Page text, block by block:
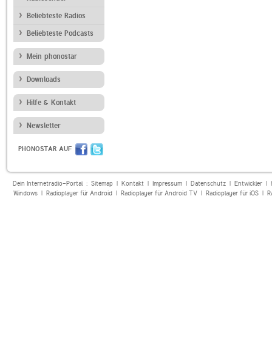
Beliebteste Radios
Beliebteste Podcasts
Mein phonostar
Downloads
Hilfe & Kontakt
Newsletter
PHONOSTAR AUF
Dein Internetradio-Portal : Sitemap| Kontakt| Impressum| Datenschutz| Entwickler|
Windows| Radioplayer für Android| Radioplayer für Android TV| Radioplayer für iOS|